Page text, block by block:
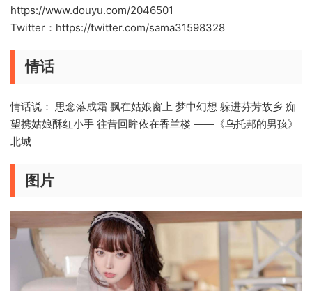
https://www.douyu.com/2046501
Twitter：https://twitter.com/sama31598328
情话
情话说： 思念落成霜 飘在姑娘窗上 梦中幻想 躲进芬芳故乡 痴
望携姑娘酥红小手 往昔回眸依在香兰楼 ——《乌托邦的男孩》
北城
图片